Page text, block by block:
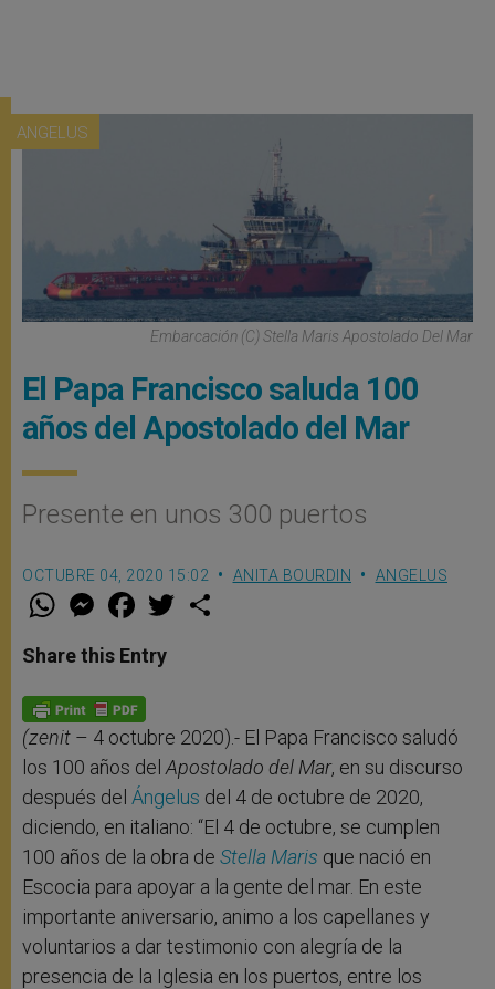
ANGELUS
Embarcación (C) Stella Maris Apostolado Del Mar
El Papa Francisco saluda 100
años del Apostolado del Mar
Presente en unos 300 puertos
OCTUBRE 04, 2020 15:02 ANITA BOURDIN ANGELUS
W
t
s
p
p
M
e
s
e
g
e
r
F
a
e
b
o
k
w
Share this Entry
(zenit – 4 octubre 2020).- El Papa Francisco saludó
los 100 años del Apostolado del Mar, en su discurso
después del Ángelus del 4 de octubre de 2020,
diciendo, en italiano: “El 4 de octubre, se cumplen
100 años de la obra de Stella Maris que nació en
Escocia para apoyar a la gente del mar. En este
importante aniversario, animo a los capellanes y
voluntarios a dar testimonio con alegría de la
presencia de la Iglesia en los puertos, entre los